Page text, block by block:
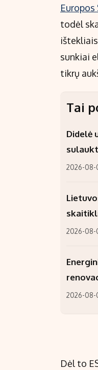
Europos
todėl
sunkiai
tikrų
Tai
Didelė
2026-08-
2026-08-
2026-08-
Dėl to